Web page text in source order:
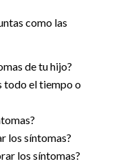
como las
de tu hijo?
todo el tiempo o
los síntomas?
los síntomas?